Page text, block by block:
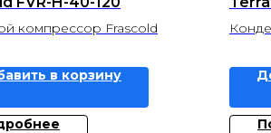
компрессор Frascold
в корзину